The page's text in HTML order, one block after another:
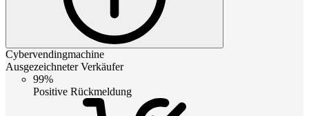
Cybervendingmachine
Ausgezeichneter Verkäufer
99%
Positive Rückmeldung